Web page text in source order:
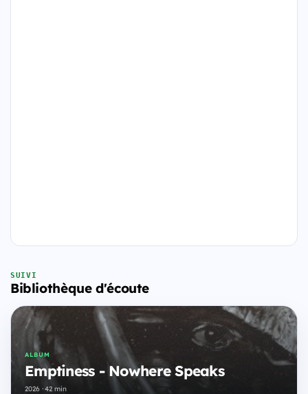
SUIVI
Bibliothèque d'écoute
ALBUM
Emptiness - Nowhere Speaks
2026 · 42 min